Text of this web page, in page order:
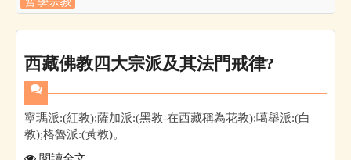
西藏佛教四大宗派及其法門戒律?
寧瑪派:(紅教);薩加派:(黑教-在西藏稱為花教);噶舉派:(白
教);格魯派:(黃教)。